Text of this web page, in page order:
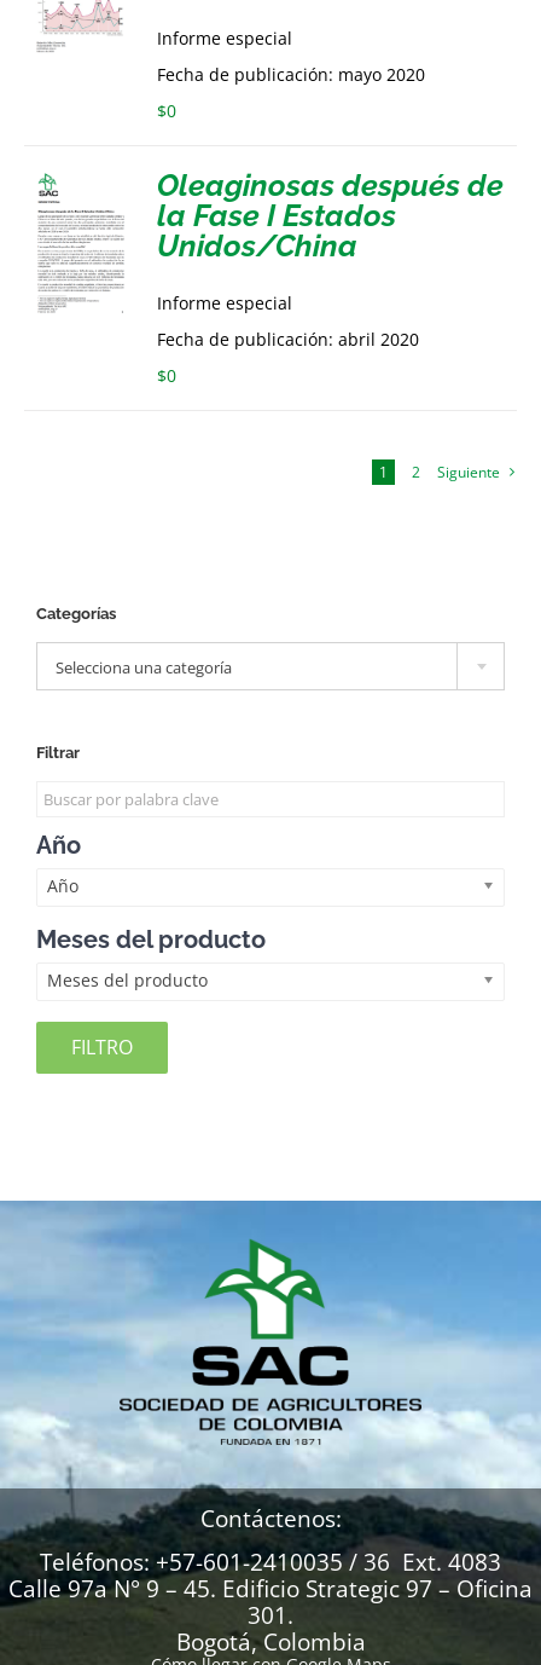
Informe especial
Fecha de publicación: mayo 2020
$0
Oleaginosas después de
la Fase I Estados
Unidos/China
Informe especial
Fecha de publicación: abril 2020
$0
1 2 Siguiente
Categorías
Selecciona una categoría
Filtrar
Año
Año
Meses del producto
Meses del producto
FILTRO
Contáctenos:
Teléfonos: +57-601-2410035 / 36 Ext. 4083
Calle 97a N° 9 – 45. Edificio Strategic 97 – Oficina
301.
Bogotá, Colombia